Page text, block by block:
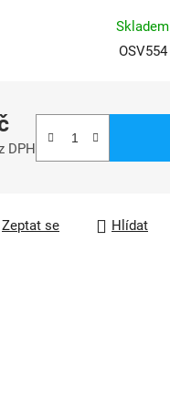
Skladem
OSV554
DPH
Zeptat se Hlídat